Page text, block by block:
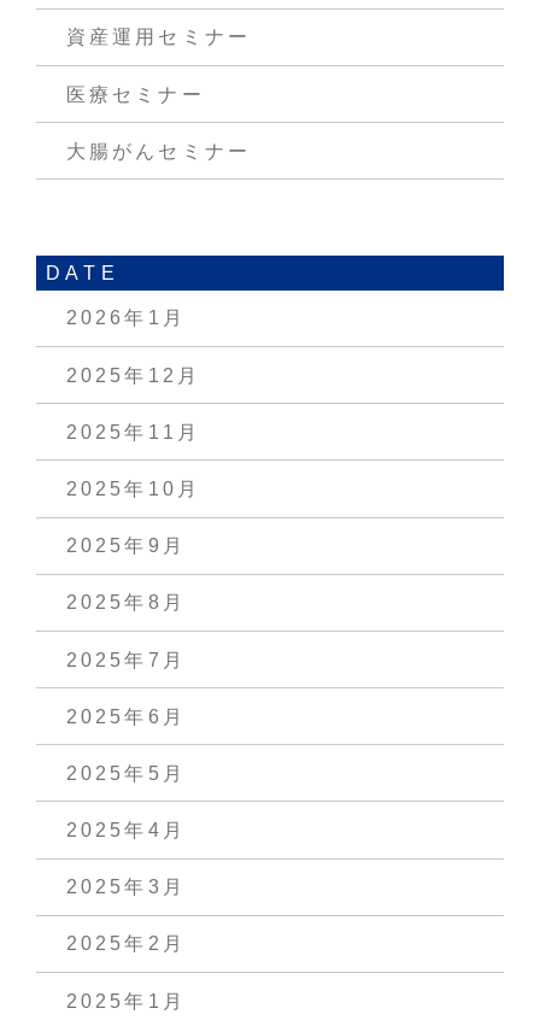
資産運用セミナー
医療セミナー
大腸がんセミナー
DATE
2026年1月
2025年12月
2025年11月
2025年10月
2025年9月
2025年8月
2025年7月
2025年6月
2025年5月
2025年4月
2025年3月
2025年2月
2025年1月